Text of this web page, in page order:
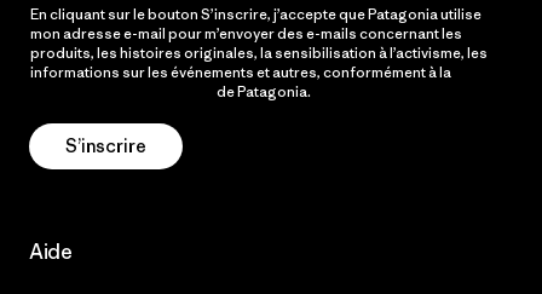
En cliquant sur le bouton S’inscrire, j’accepte que Patagonia utilise
mon adresse e-mail pour m’envoyer des e-mails concernant les
produits, les histoires originales, la sensibilisation à l’activisme, les
informations sur les événements et autres, conformément à la
de Patagonia.
S’inscrire
Aide